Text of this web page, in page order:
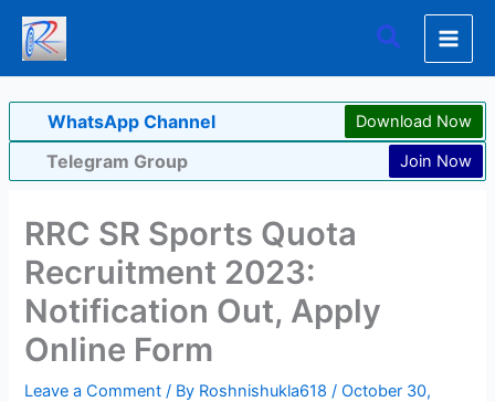
Skip
content
Search
WhatsApp Channel Download Now
Telegram Group Join Now
RRC SR Sports Quota
Recruitment 2023:
Notification Out, Apply
Online Form
Leave a Comment / By Roshnishukla618/October 30,